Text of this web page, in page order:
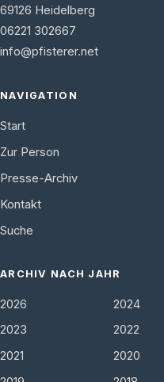
69126 Heidelberg
06221 302667
info@pfisterer.net
NAVIGATION
Start
Zur Person
Presse-Archiv
Kontakt
Suche
ARCHIV NACH JAHR
2026
2024
2023
2022
2021
2020